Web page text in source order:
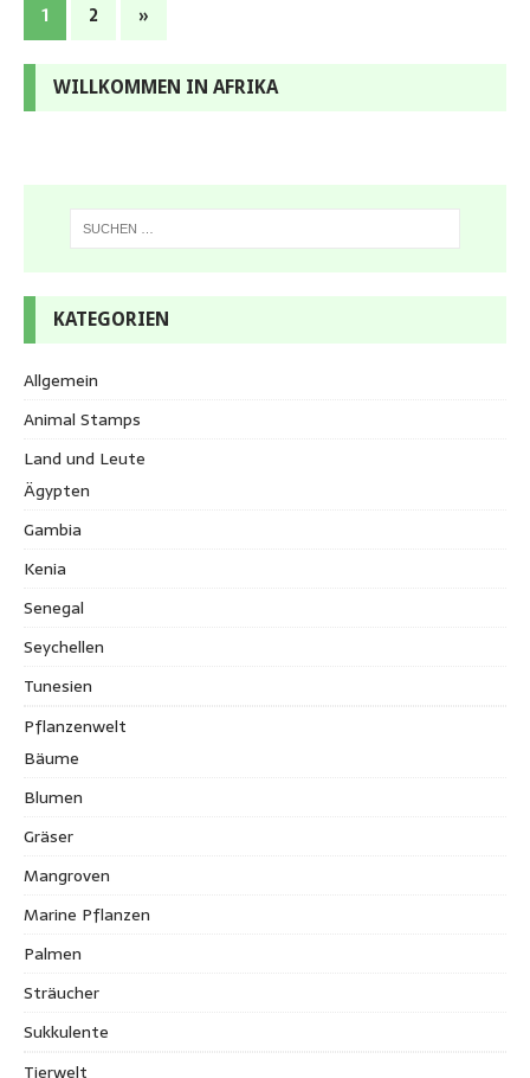
1 2 »
WILLKOMMEN IN AFRIKA
KATEGORIEN
Allgemein
Animal Stamps
Land und Leute
Ägypten
Gambia
Kenia
Senegal
Seychellen
Tunesien
Pflanzenwelt
Bäume
Blumen
Gräser
Mangroven
Marine Pflanzen
Palmen
Sträucher
Sukkulente
Tierwelt